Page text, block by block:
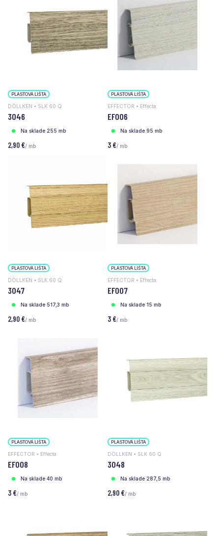
PLASTOVÁ LIŠTA
DÖLLKEN • SLK 60 Q
3046
Na sklade 255 mb
2,90 €/ mb
PLASTOVÁ LIŠTA
EFFECTOR • Effecta
EF006
Na sklade 95 mb
3 €/ mb
PLASTOVÁ LIŠTA
DÖLLKEN • SLK 60 Q
3047
Na sklade 517,3 mb
2,90 €/ mb
PLASTOVÁ LIŠTA
EFFECTOR • Effecta
EF007
Na sklade 15 mb
3 €/ mb
PLASTOVÁ LIŠTA
EFFECTOR • Effecta
EF008
Na sklade 40 mb
3 €/ mb
PLASTOVÁ LIŠTA
DÖLLKEN • SLK 60 Q
3048
Na sklade 287,5 mb
2,90 €/ mb